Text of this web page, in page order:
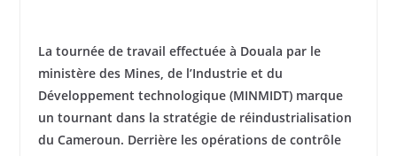
La tournée de travail effectuée à Douala par le
ministère des Mines, de l’Industrie et du
Développement technologique (MINMIDT) marque
un tournant dans la stratégie de réindustrialisation
du Cameroun. Derrière les opérations de contrôle